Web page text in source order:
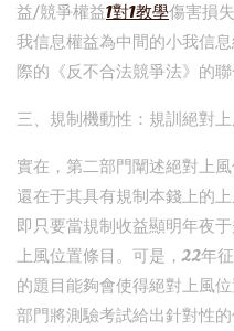
益/競爭權益1對1教學傷害損
我信息權益為中間的小我信
際的《反不合法競爭法》的聯
三、規制機動性：規訓絕對
實在，第二部門闡述絕對上
還在于其具有規制本錢上的
即只要當規制收益顯明年夜
上風位置條目。可是，22年
的題目能夠會使得絕對上風
部門將測驗考試給出針對性的